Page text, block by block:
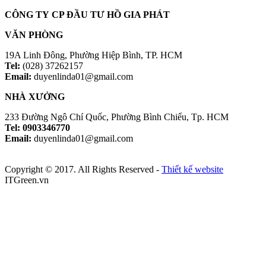
CÔNG TY CP ĐẦU TƯ HỒ GIA PHÁT
VĂN PHÒNG
19A Linh Đông, Phường Hiệp Bình, TP. HCM
Tel: (028) 37262157
Email: duyenlinda01@gmail.com
NHÀ XƯỞNG
233 Đường Ngô Chí Quốc, Phường Bình Chiểu, Tp. HCM
Tel: 0903346770
Email: duyenlinda01@gmail.com
Copyright © 2017. All Rights Reserved - Thiết kế website
ITGreen.vn